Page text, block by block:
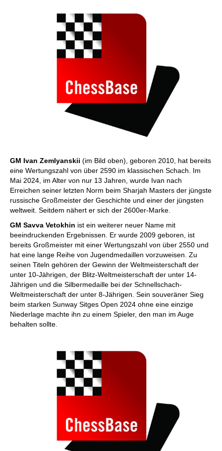
GM Ivan Zemlyanskii (im Bild oben), geboren 2010, hat bereits
eine Wertungszahl von über 2590 im klassischen Schach. Im
Mai 2024, im Alter von nur 13 Jahren, wurde Ivan nach
Erreichen seiner letzten Norm beim Sharjah Masters der jüngste
russische Großmeister der Geschichte und einer der jüngsten
weltweit. Seitdem nähert er sich der 2600er-Marke.
GM Savva Vetokhin ist ein weiterer neuer Name mit
beeindruckenden Ergebnissen. Er wurde 2009 geboren, ist
bereits Großmeister mit einer Wertungszahl von über 2550 und
hat eine lange Reihe von Jugendmedaillen vorzuweisen. Zu
seinen Titeln gehören der Gewinn der Weltmeisterschaft der
unter 10-Jährigen, der Blitz-Weltmeisterschaft der unter 14-
Jährigen und die Silbermedaille bei der Schnellschach-
Weltmeisterschaft der unter 8-Jährigen. Sein souveräner Sieg
beim starken Sunway Sitges Open 2024 ohne eine einzige
Niederlage machte ihn zu einem Spieler, den man im Auge
behalten sollte.